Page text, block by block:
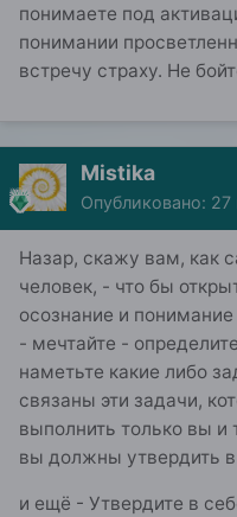
понимаете под
понимании
встречу страху. Не
Mistika
Опубликовано: 27
Назар, скажу вам, как
человек, - что бы
осознание и
- мечтайте -
наметьте какие либо
связаны эти задачи,
выполнить только вы и
вы должны утвердить
и ещё - Утвердите в